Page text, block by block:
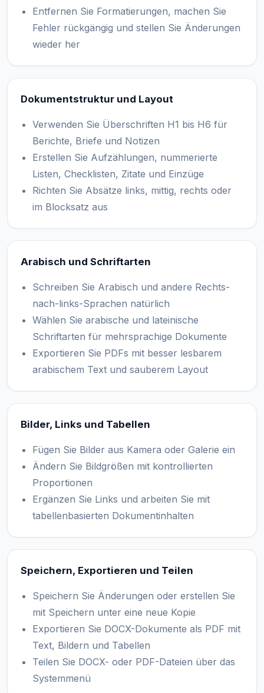
Entfernen Sie Formatierungen, machen Sie
Fehler rückgängig und stellen Sie Änderungen
wieder her
Dokumentstruktur und Layout
Verwenden Sie Überschriften H1 bis H6 für
Berichte, Briefe und Notizen
Erstellen Sie Aufzählungen, nummerierte
Listen, Checklisten, Zitate und Einzüge
Richten Sie Absätze links, mittig, rechts oder
im Blocksatz aus
Arabisch und Schriftarten
Schreiben Sie Arabisch und andere Rechts-
nach-links-Sprachen natürlich
Wählen Sie arabische und lateinische
Schriftarten für mehrsprachige Dokumente
Exportieren Sie PDFs mit besser lesbarem
arabischem Text und sauberem Layout
Bilder, Links und Tabellen
Fügen Sie Bilder aus Kamera oder Galerie ein
Ändern Sie Bildgrößen mit kontrollierten
Proportionen
Ergänzen Sie Links und arbeiten Sie mit
tabellenbasierten Dokumentinhalten
Speichern, Exportieren und Teilen
Speichern Sie Änderungen oder erstellen Sie
mit Speichern unter eine neue Kopie
Exportieren Sie DOCX-Dokumente als PDF mit
Text, Bildern und Tabellen
Teilen Sie DOCX- oder PDF-Dateien über das
Systemmenü